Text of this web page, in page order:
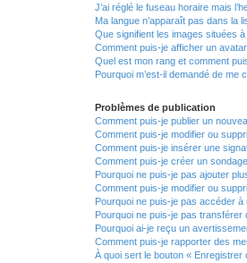
J’ai réglé le fuseau horaire mais
Ma langue n’apparaît pas dans la
Que signifient les images situées
Comment puis-je afficher un
Quel est mon rang et comment
Pourquoi m’est-il demandé de me
Problèmes de publication
Comment puis-je publier un
Comment puis-je modifier ou
Comment puis-je insérer une
Comment puis-je créer un
Pourquoi ne puis-je pas ajouter
Comment puis-je modifier ou
Pourquoi ne puis-je pas accéder à
Pourquoi ne puis-je pas transférer
Pourquoi ai-je reçu un
Comment puis-je rapporter des
À quoi sert le bouton « Enregistrer